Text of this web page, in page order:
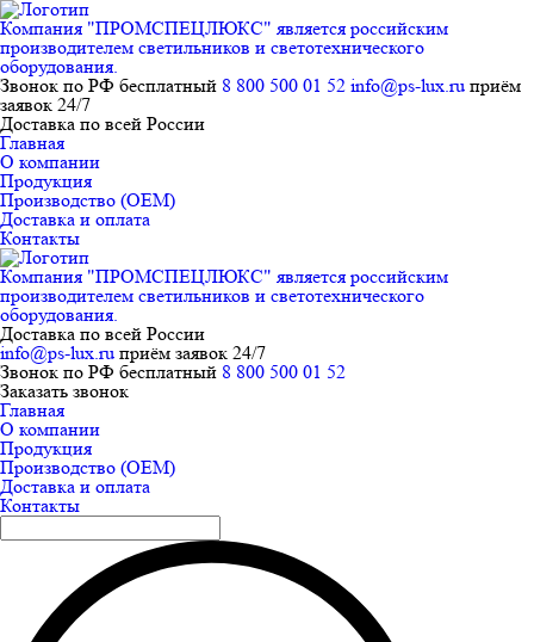
Компания "ПРОМСПЕЦЛЮКС" является российским
производителем светильников и светотехнического
оборудования.
Звонок по РФ бесплатный 8 800 500 01 52 info@ps-lux.ru приём
заявок 24/7
Доставка по всей России
Главная
О компании
Продукция
Производство (ОЕМ)
Доставка и оплата
Контакты
Компания "ПРОМСПЕЦЛЮКС" является российским
производителем светильников и светотехнического
оборудования.
Доставка по всей России
info@ps-lux.ru приём заявок 24/7
Звонок по РФ бесплатный 8 800 500 01 52
Заказать звонок
Главная
О компании
Продукция
Производство (ОЕМ)
Доставка и оплата
Контакты